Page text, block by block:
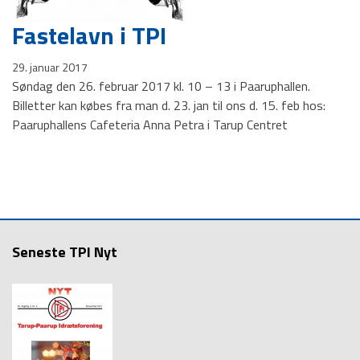
Fastelavn i TPI
29. januar 2017
Søndag den 26. februar 2017 kl. 10 – 13 i Paaruphallen.
Billetter kan købes fra man d. 23. jan til ons d. 15. feb hos:
Paaruphallens Cafeteria Anna Petra i Tarup Centret
Seneste TPI Nyt